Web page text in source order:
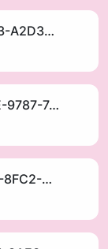
image_3C99AE26-3ED3-4503-A2D3-9913E893D297_1752405053.jpeg
image_8589D2C1-2926-4FBE-9787-7443635FDCA6_1752405032.jpeg
image_5AFF99BF-EEB3-42FA-8FC2-61FF03E799F7_1752404998.jpeg